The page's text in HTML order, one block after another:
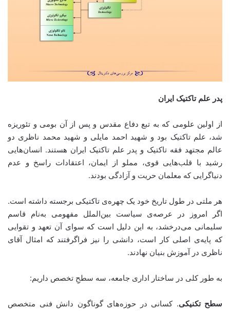
پدر علم تاکتیک ایران
از اولین علومی که به تبع دفاع مقدس و پس از آن بومی و تئوریزه
شد، علم تاکتیک بود و شهید‌ احمد‌ مایلی و شهید‌ محمد‌ ناظری دو
عالم مجتهد فقه تاکتیک و پدر علم تاکتیک ایران هستند. انسان‌هایی
رشید با قلب‌هایی قوی، مملو از ایمان، اعتقادات راسخ و عدم
دنیاگرایی که معلمان حریت و آزادگی بودند.
هر ملتی در طول تاریخ خود یک چهره‌ی تاکتیکی برجسته داشته است.
اگر امروز در عرصه‌ی سیاست بین‌الملل مفهومی به‌نام قاسم‌
سلیمانی می‌درخشد، به این دلیل است که سوای آن تعهد و تقوایی
که پایه‌ی اصلی کار است، دانشی را نیز فراگرفتند که امثال آقای
ناظری در آموزش بنیان نهادند.
به طور کلی در ساختار اداری جامعه، سه سطحِ تخصص داریم:
سطح تکنیکی. کسانی در حوزه‌های گوناگون دانش فنی متخصص